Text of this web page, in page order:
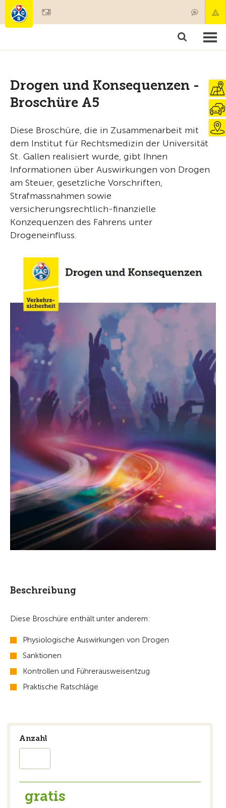
Produkte & Angebote
Drogen und Konsequenzen -
Broschüre A5
Diese Broschüre, die in Zusammenarbeit mit
dem Institut für Rechtsmedizin der Universität
St. Gallen realisiert wurde, gibt Ihnen
Informationen über Auswirkungen von Drogen
am Steuer, gesetzliche Vorschriften,
Strafmassnahmen sowie
versicherungsrechtlich-finanzielle
Konzequenzen des Fahrens unter
Drogeneinfluss.
Beschreibung
Diese Broschüre enthält unter anderem:
Physiologische Auswirkungen von Drogen
Sanktionen
Kontrollen und Führerausweisentzug
Praktische Ratschläge
Anzahl
gratis